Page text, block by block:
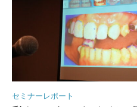
セミナーレポート